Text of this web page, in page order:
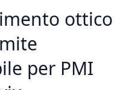
ottico
per PMI